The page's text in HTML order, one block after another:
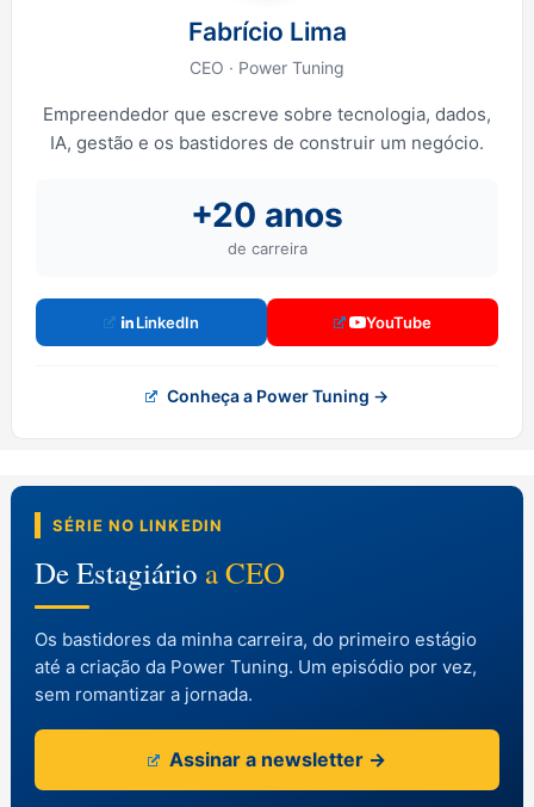
Fabrício Lima
CEO · Power Tuning
Empreendedor que escreve sobre tecnologia, dados,
IA, gestão e os bastidores de construir um negócio.
+20 anos
de carreira
LinkedIn YouTube
Conheça a Power Tuning →
SÉRIE NO LINKEDIN
De Estagiário a CEO
Os bastidores da minha carreira, do primeiro estágio
até a criação da Power Tuning. Um episódio por vez,
sem romantizar a jornada.
Assinar a newsletter →